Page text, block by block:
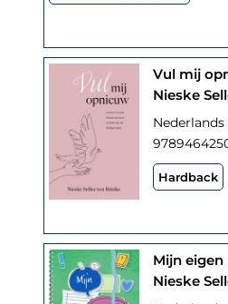
Vul mij
Nieske
Nederlands
Hardback
Mijn
Nieske